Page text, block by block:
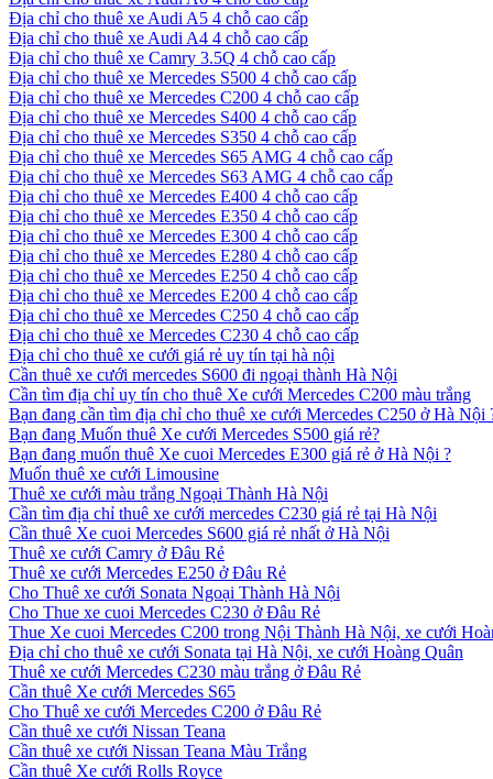
Địa chỉ cho thuê xe Audi A5 4 chỗ cao cấp
Địa chỉ cho thuê xe Audi A4 4 chỗ cao cấp
Địa chỉ cho thuê xe Camry 3.5Q 4 chỗ cao cấp
Địa chỉ cho thuê xe Mercedes S500 4 chỗ cao cấp
Địa chỉ cho thuê xe Mercedes C200 4 chỗ cao cấp
Địa chỉ cho thuê xe Mercedes S400 4 chỗ cao cấp
Địa chỉ cho thuê xe Mercedes S350 4 chỗ cao cấp
Địa chỉ cho thuê xe Mercedes S65 AMG 4 chỗ cao cấp
Địa chỉ cho thuê xe Mercedes S63 AMG 4 chỗ cao cấp
Địa chỉ cho thuê xe Mercedes E400 4 chỗ cao cấp
Địa chỉ cho thuê xe Mercedes E350 4 chỗ cao cấp
Địa chỉ cho thuê xe Mercedes E300 4 chỗ cao cấp
Địa chỉ cho thuê xe Mercedes E280 4 chỗ cao cấp
Địa chỉ cho thuê xe Mercedes E250 4 chỗ cao cấp
Địa chỉ cho thuê xe Mercedes E200 4 chỗ cao cấp
Địa chỉ cho thuê xe Mercedes C250 4 chỗ cao cấp
Địa chỉ cho thuê xe Mercedes C230 4 chỗ cao cấp
Địa chỉ cho thuê xe cưới giá rẻ uy tín tại hà nội
Cần thuê xe cưới mercedes S600 đi ngoại thành Hà Nội
Cần tìm địa chỉ uy tín cho thuê Xe cưới Mercedes C200 màu trắng
Bạn đang cần tìm địa chỉ cho thuê xe cưới Mercedes C250 ở Hà Nội
Bạn đang Muốn thuê Xe cưới Mercedes S500 giá rẻ?
Bạn đang muốn thuê Xe cuoi Mercedes E300 giá rẻ ở Hà Nội ?
Muốn thuê xe cưới Limousine
Thuê xe cưới màu trắng Ngoại Thành Hà Nội
Cần tìm địa chỉ thuê xe cưới mercedes C230 giá rẻ tại Hà Nội
Cần thuê Xe cuoi Mercedes S600 giá rẻ nhất ở Hà Nội
Thuê xe cưới Camry ở Đâu Rẻ
Thuê xe cưới Mercedes E250 ở Đâu Rẻ
Cho Thuê xe cưới Sonata Ngoại Thành Hà Nội
Cho Thue xe cuoi Mercedes C230 ở Đâu Rẻ
Thue Xe cuoi Mercedes C200 trong Nội Thành Hà Nội, xe cưới
Địa chỉ cho thuê xe cưới Sonata tại Hà Nội, xe cưới Hoàng Quân
Thuê xe cưới Mercedes C230 màu trắng ở Đâu Rẻ
Cần thuê Xe cưới Mercedes S65
Cho Thuê xe cưới Mercedes C200 ở Đâu Rẻ
Cần thuê xe cưới Nissan Teana
Cần thuê xe cưới Nissan Teana Màu Trắng
Cần thuê Xe cưới Rolls Royce